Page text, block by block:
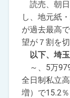
読売、朝日
し、地元紙
が過去最高
望が７割を
以下、埼
～、5万
全日制私立
増）で15.2